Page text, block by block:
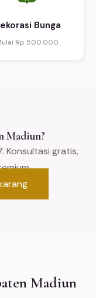
Bunga
Rp 500.000
Madiun?
Konsultasi gratis,
Madiun